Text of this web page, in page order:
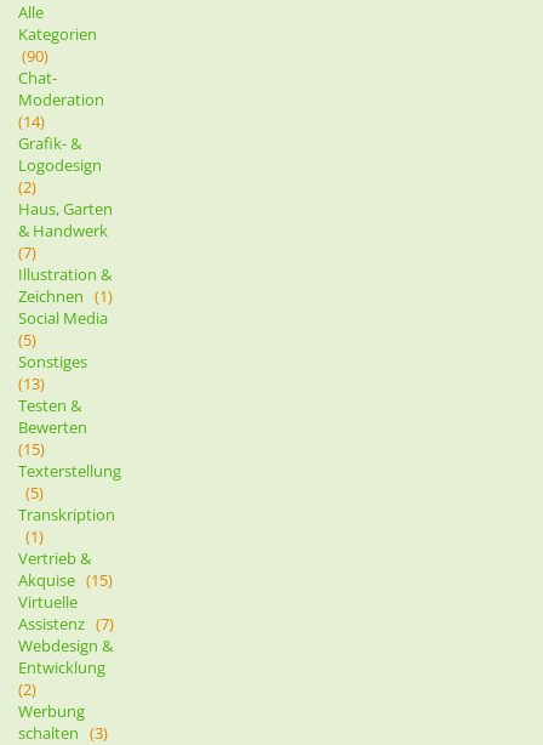
Alle
Kategorien
(90)
Chat-
Moderation
(14)
Grafik- &
Logodesign
(2)
Haus, Garten
& Handwerk
(7)
Illustration &
Zeichnen (1)
Social Media
(5)
Sonstiges
(13)
Testen &
Bewerten
(15)
Texterstellung
(5)
Transkription
(1)
Vertrieb &
Akquise (15)
Virtuelle
Assistenz (7)
Webdesign &
Entwicklung
(2)
Werbung
schalten (3)